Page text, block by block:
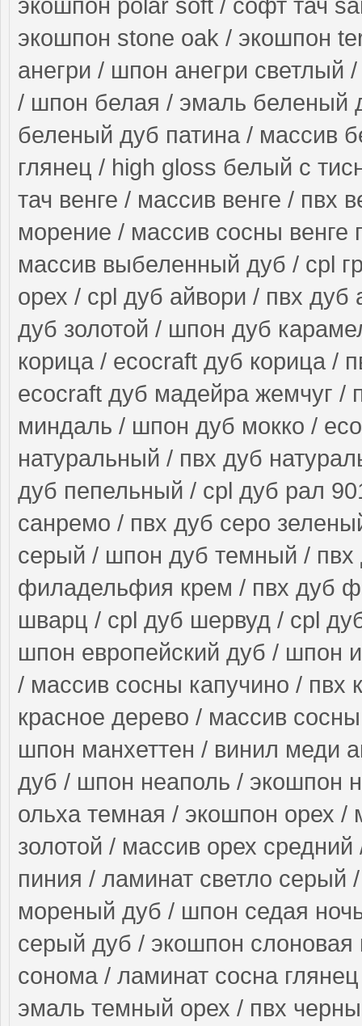
экошпон polar soft / софт тач
экошпон stone oak / экошпон
анегри / шпон анегри светлый
/ шпон белая / эмаль беленый
беленый дуб патина / массив
глянец / high gloss белый с
тач венге / массив венге / пвх
морение / массив сосны венге
массив выбеленный дуб / cpl
орех / cpl дуб айвори / пвх
дуб золотой / шпон дуб
корица / ecocraft дуб корица /
ecocraft дуб мадейра жемчуг /
миндаль / шпон дуб мокко /
натуральный / пвх дуб
дуб пепельный / cpl дуб рал
санремо / пвх дуб серо
серый / шпон дуб темный /
филадельфия крем / пвх дуб
шварц / cpl дуб шервуд / cpl
шпон европейский дуб / шпон
/ массив сосны капучино / пвх
красное дерево / массив
шпон манхеттен / винил меди
дуб / шпон неаполь / экошпон
ольха темная / экошпон орех /
золотой / массив орех
пиния / ламинат светло
мореный дуб / шпон седая
серый дуб / экошпон слоновая
сонома / ламинат сосна
эмаль темный орех / пвх